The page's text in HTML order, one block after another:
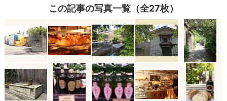
この記事の写真一覧（全27枚）